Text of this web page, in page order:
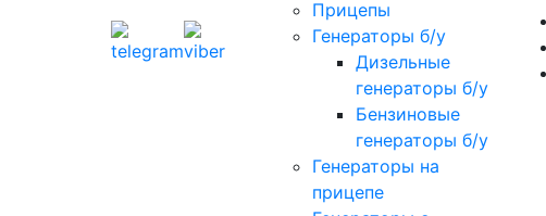
Прицепы
Генераторы б/у
Дизельные
генераторы б/у
Бензиновые
генераторы б/у
Генераторы на
прицепе